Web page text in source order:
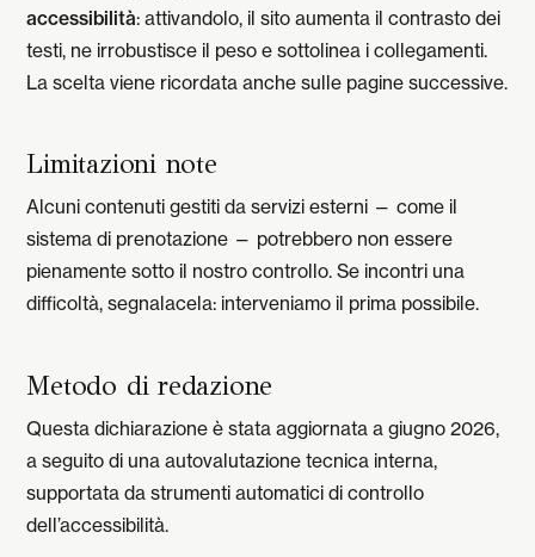
accessibilità: attivandolo, il sito aumenta il contrasto dei
testi, ne irrobustisce il peso e sottolinea i collegamenti.
La scelta viene ricordata anche sulle pagine successive.
Limitazioni note
Alcuni contenuti gestiti da servizi esterni — come il
sistema di prenotazione — potrebbero non essere
pienamente sotto il nostro controllo. Se incontri una
difficoltà, segnalacela: interveniamo il prima possibile.
Metodo di redazione
Questa dichiarazione è stata aggiornata a giugno 2026,
a seguito di una autovalutazione tecnica interna,
supportata da strumenti automatici di controllo
dell’accessibilità.